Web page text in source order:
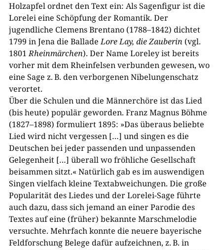
Holzapfel ordnet den Text ein: Als Sagenfigur ist die
Lorelei eine Schöpfung der Romantik. Der
jugendliche Clemens Brentano (1788–1842) dichtet
1799 in Jena die BalladeLore Lay, die Zauberin (vgl.
1801Rheinmärchen). Der Name Loreley ist bereits
vorher mit dem Rheinfelsen verbunden gewesen, wo
eine Sage z. B. den verborgenen Nibelungenschatz
verortet.
Über die Schulen und die Männerchöre ist das Lied
(bis heute) populär geworden. Franz Magnus Böhme
(1827–1898) formuliert 1895: »Das überaus beliebte
Lied wird nicht vergessen […] und singen es die
Deutschen bei jeder passenden und unpassenden
Gelegenheit […] überall wo fröhliche Gesellschaft
beisammen sitzt.« Natürlich gab es im auswendigen
Singen vielfach kleine Textabweichungen. Die große
Popularität des Liedes und der Lorelei-​Sage führte
auch dazu, dass sich jemand an einer Parodie des
Textes auf eine (früher) bekannte Marschmelodie
versuchte. Mehrfach konnte die neuere bayerische
Feldforschung Belege dafür aufzeichnen, z. B. in